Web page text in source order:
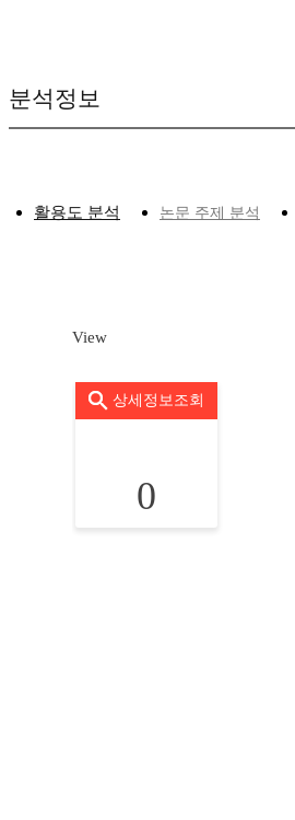
분석정보
활용도 분석 논문 주제 분석
View
상세정보조회
0